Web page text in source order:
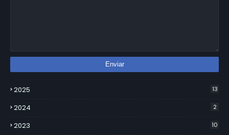
2025 13
2024 2
2023 10